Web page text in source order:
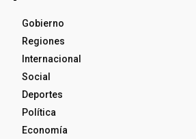
Gobierno
Regiones
Internacional
Social
Deportes
Política
Economía